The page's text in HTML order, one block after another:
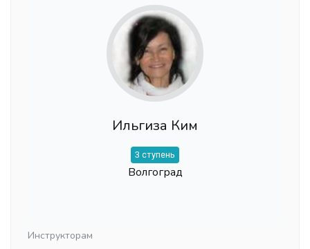
Ильгиза Ким
3 ступень
Волгоград
Инструкторам